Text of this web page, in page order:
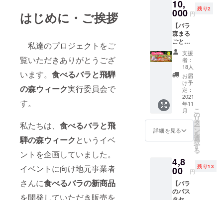
はじめに・ご挨拶
私達のプロジェクトをご
覧いただきありがとうござ
います。 食べるバラと飛騨
の森ウィーク実行委員会で
す。
私たちは、 食べるバラと飛
騨の森ウィークというイベ
ントを企画していました。
イベントに向け地元事業者
さんに食べるバラの新商品
を開発していただき販売を
ても良
いです
が、鍋
で煎じ
て濾し
たもの
をお風
呂に入
れるの
がオス
スメで
す。 ※
カビが
生えや
すいの
で、高
温多湿
ださ
い。 河
合っ子
マル
シェ
限 発
送から
約3ヶ月
●バラ酢
ドレッ
シング
(１本)
ゆぅ
わ〜く
はうす
賞味期
限 発
送から
約2ヶ月
●生パス
タ
フェッ
(200g)
飛騨
食〜
HIDASY
OKU~
10,
000 円
残り2
【バラ
森まる
ごと
セッ
ト】 食
べるバ
ラと飛
騨の森
ウィー
ク出品
予定
だった
商品か
ら実行
委員長
がおす
品を選
びまし
た。 ◆
お届け
内容◆
支援
者：
18人
お届
け予
定：
2021
年11
月
詳細を見る
こ
の
リ
タ
ー
ン
を
選
択
す
る
4,8
00 円
残り13
【バラ
のパス